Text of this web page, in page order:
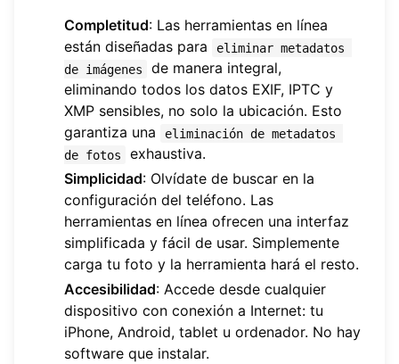
Completitud: Las herramientas en línea
están diseñadas para
eliminar metadatos
de imágenes
de manera integral,
eliminando todos los datos EXIF, IPTC y
XMP sensibles, no solo la ubicación. Esto
garantiza una
eliminación de metadatos
de fotos
exhaustiva.
Simplicidad: Olvídate de buscar en la
configuración del teléfono. Las
herramientas en línea ofrecen una interfaz
simplificada y fácil de usar. Simplemente
carga tu foto y la herramienta hará el resto.
Accesibilidad: Accede desde cualquier
dispositivo con conexión a Internet: tu
iPhone, Android, tablet u ordenador. No hay
software que instalar.